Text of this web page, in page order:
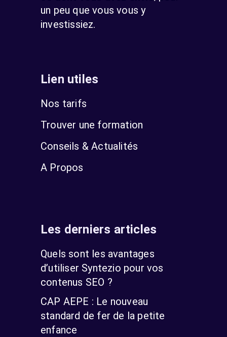
un peu que vous vous y
investissiez.
Lien utiles
Nos tarifs
Trouver une formation
Conseils & Actualités
A Propos
Les derniers articles
Quels sont les avantages
d’utiliser Syntezio pour vos
contenus SEO ?
CAP AEPE : Le nouveau
standard de fer de la petite
enfance